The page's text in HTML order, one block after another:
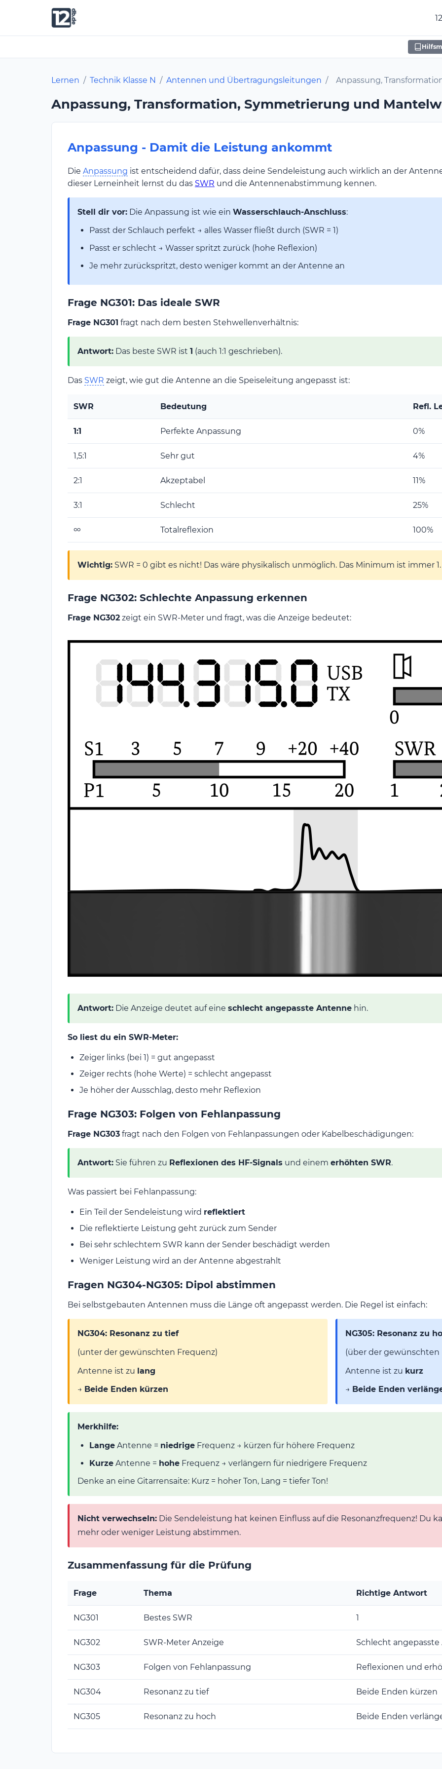
Lernen / Technik Klasse N / Antennen und Übertragungsleitungen / Anpassung,
Anpassung, Transformation, Symmetrierung und
Anpassung - Damit die Leistung ankommt
Die Anpassung ist entscheidend dafür, dass deine Sendeleistung auch wirklich an der
dieser Lerneinheit lernst du das SWR und die Antennenabstimmung kennen.
Stell dir vor: Die Anpassung ist wie ein Wasserschlauch-Anschluss:
Passt der Schlauch perfekt → alles Wasser fließt durch (SWR = 1)
Passt er schlecht → Wasser spritzt zurück (hohe Reflexion)
Je mehr zurückspritzt, desto weniger kommt an der Antenne an
Frage NG301: Das ideale SWR
Frage NG301 fragt nach dem besten Stehwellenverhältnis:
Antwort: Das beste SWR ist 1 (auch 1:1 geschrieben).
Das SWR zeigt, wie gut die Antenne an die Speiseleitung angepasst ist:
SWR Bedeutung Refl.
1:1 Perfekte Anpassung 0%
1,5:1 Sehr gut 4%
2:1 Akzeptabel 11%
3:1 Schlecht 25%
∞ Totalreflexion 100%
Wichtig: SWR = 0 gibt es nicht! Das wäre physikalisch unmöglich. Das Minimum ist immer 1.
Frage NG302: Schlechte Anpassung erkennen
Frage NG302 zeigt ein SWR-Meter und fragt, was die Anzeige bedeutet:
Antwort: Die Anzeige deutet auf eine schlecht angepasste Antenne hin.
So liest du ein SWR-Meter:
Zeiger links (bei 1) = gut angepasst
Zeiger rechts (hohe Werte) = schlecht angepasst
Je höher der Ausschlag, desto mehr Reflexion
Frage NG303: Folgen von Fehlanpassung
Frage NG303 fragt nach den Folgen von Fehlanpassungen oder Kabelbeschädigungen:
Antwort: Sie führen zu Reflexionen des HF-Signals und einem erhöhten SWR.
Was passiert bei Fehlanpassung:
Ein Teil der Sendeleistung wird reflektiert
Die reflektierte Leistung geht zurück zum Sender
Bei sehr schlechtem SWR kann der Sender beschädigt werden
Weniger Leistung wird an der Antenne abgestrahlt
Fragen NG304-NG305: Dipol abstimmen
Bei selbstgebauten Antennen muss die Länge oft angepasst werden. Die Regel ist einfach:
NG304: Resonanz zu tief
(unter der gewünschten Frequenz)
Antenne ist zu lang
→ Beide Enden kürzen
NG305: Resonanz zu
(über der gewünschten
Antenne ist zu kurz
→ Beide Enden
Merkhilfe:
Lange Antenne = niedrige Frequenz → kürzen für höhere Frequenz
Kurze Antenne = hohe Frequenz → verlängern für niedrigere Frequenz
Denke an eine Gitarrensaite: Kurz = hoher Ton, Lang = tiefer Ton!
Nicht verwechseln: Die Sendeleistung hat keinen Einfluss auf die Resonanzfrequenz! Du
mehr oder weniger Leistung abstimmen.
Zusammenfassung für die Prüfung
Frage Thema Richtige Antwort
NG301 Bestes SWR 1
NG302 SWR-Meter Anzeige Schlecht
NG303 Folgen von Fehlanpassung Reflexionen und
NG304 Resonanz zu tief Beide Enden kürzen
NG305 Resonanz zu hoch Beide Enden